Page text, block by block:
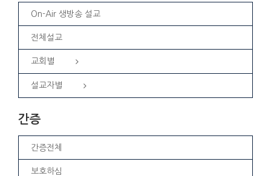
On-Air 생방송 설교
전체설교
교회별
설교자별
간증
간증전체
보호하심